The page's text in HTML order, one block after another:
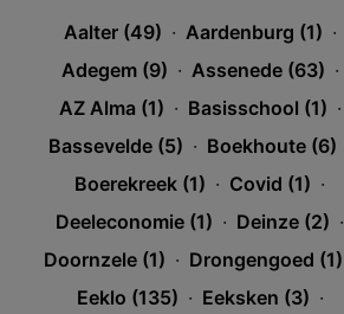
Aalter (49) · Aardenburg (1) ·
Adegem (9) · Assenede (63) ·
AZ Alma (1) · Basisschool (1) ·
Bassevelde (5) · Boekhoute (6)
Boerekreek (1) · Covid (1) ·
Deeleconomie (1) · Deinze (2) ·
Doornzele (1) · Drongengoed (1)
Eeklo (135) · Eeksken (3) ·